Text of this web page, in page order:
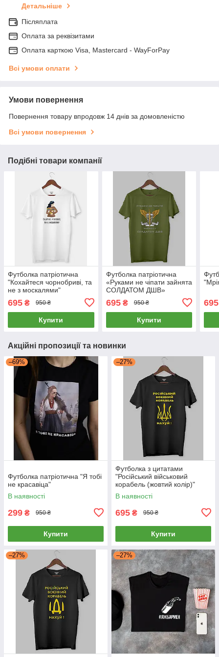
Детальніше
Післяплата
Оплата за реквізитами
Оплата карткою Visa, Mastercard - WayForPay
Всі умови оплати
Умови повернення
Повернення товару впродовж 14 днів за домовленістю
Всі умови повернення
Подібні товари компанії
Футболка патріотична
"Кохайтеся чорнобриві, та
не з москалями"
695 ₴ 950 ₴
Купити
Футболка патріотична
«Руками не чіпати зайнята
СОЛДАТОМ ДШВ»
695₴ 950 ₴
Купити
695
Акційні пропозиції та новинки
–69%
Футболка патріотична "Я тобі
не красавіца"
В наявності
299 ₴ 950 ₴
Купити
–27%
Футболка з цитатами
"Російський військовий
корабель (жовтий колір)"
В наявності
695 ₴ 950 ₴
Купити
–27% –27%